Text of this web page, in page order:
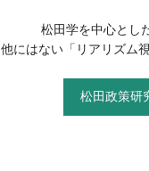
松田学を中心とし
他にはない「リアリズム
松田政策研